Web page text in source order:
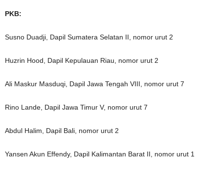
PKB:
Susno Duadji, Dapil Sumatera Selatan II, nomor urut 2
Huzrin Hood, Dapil Kepulauan Riau, nomor urut 2
Ali Maskur Masduqi, Dapil Jawa Tengah VIII, nomor urut 7
Rino Lande, Dapil Jawa Timur V, nomor urut 7
Abdul Halim, Dapil Bali, nomor urut 2
Yansen Akun Effendy, Dapil Kalimantan Barat II, nomor urut 1